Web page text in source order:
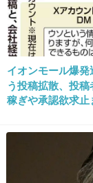
2026/07/08(水)
左翼界隈が「加
てうるさいもん
そりゃ甘くなる
イオンモール爆発
う投稿拡散、投
稼ぎや承認欲求止